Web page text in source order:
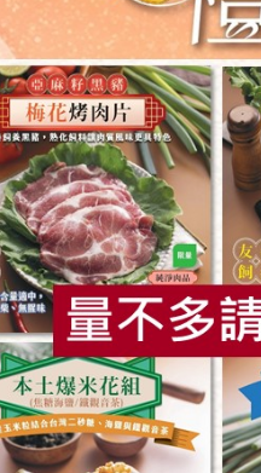
你可能有興
)
級)新峰-200g/盒
永
RPET 食譜 減硝酸鹽